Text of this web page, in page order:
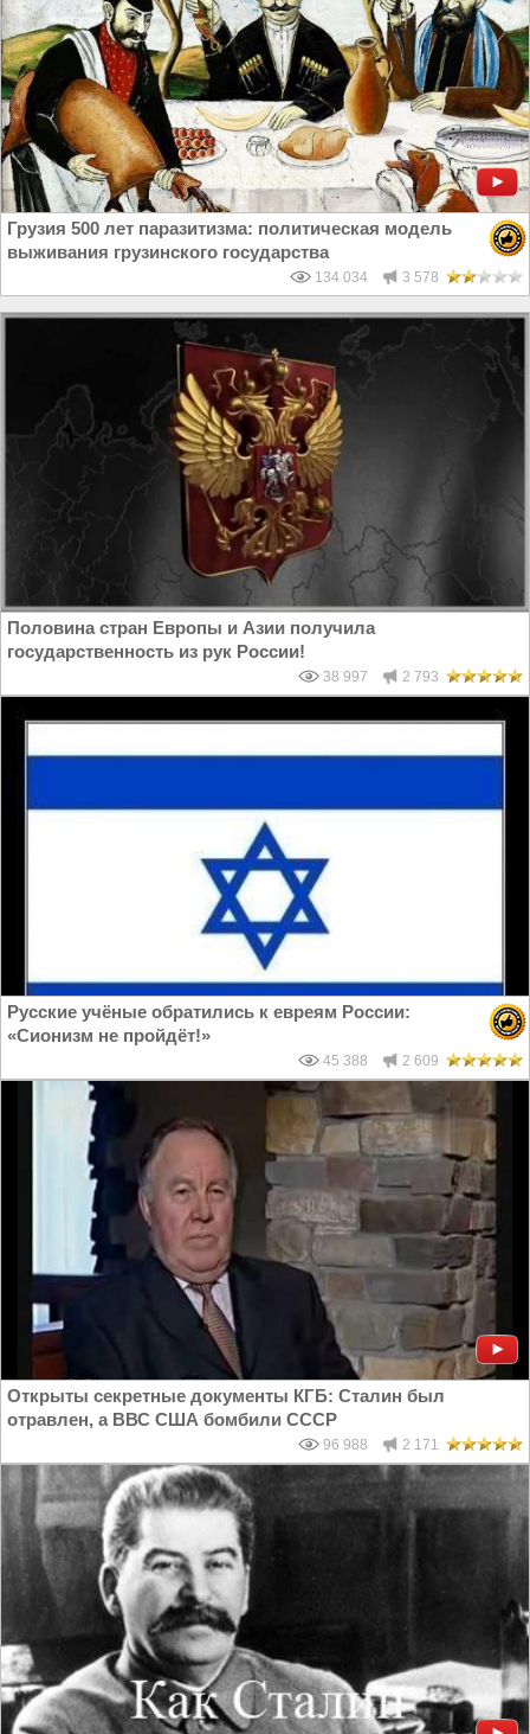
Грузия 500 лет паразитизма: политическая модель
выживания грузинского государства
134 034 3 578
Половина стран Европы и Азии получила
государственность из рук России!
38 997 2 793
Русские учёные обратились к евреям России:
«Сионизм не пройдёт!»
45 388 2 609
Открыты секретные документы КГБ: Сталин был
отравлен, а ВВС США бомбили СССР
96 988 2 171